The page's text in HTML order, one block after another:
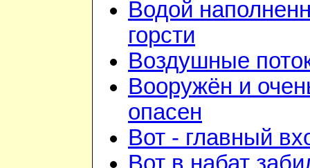
Водой
горсти
Воздушные
Вооружён и
опасен
Вот - главный